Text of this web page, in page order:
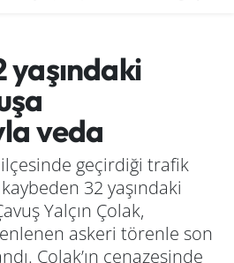
yaşındaki
veda
ilçesinde geçirdiği trafik
32 yaşındaki
Yalçın Çolak,
askeri törenle son
Çolak’ın cenazesinde